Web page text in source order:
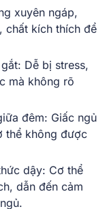
xuyên ngáp,
chất kích thích để
Dễ bị stress,
mà không rõ
đêm: Giấc ngủ
thể không được
dậy: Cơ thể
dẫn đến cảm